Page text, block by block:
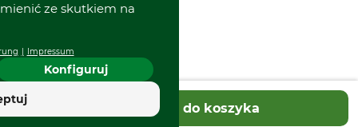
Dodaj do koszyka
ze skutkiem na
Impressum
Konfiguruj